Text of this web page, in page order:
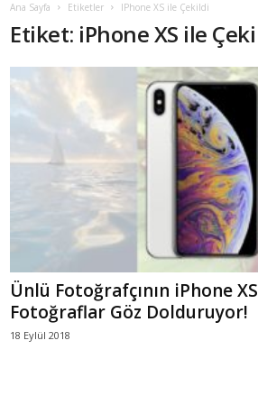
Ana Sayfa Etiketler IPhone XS ile Çekildi
Etiket: iPhone XS ile
Ünlü Fotoğrafçının iPhone
Fotoğraflar Göz Dolduruyor!
18 Eylül 2018